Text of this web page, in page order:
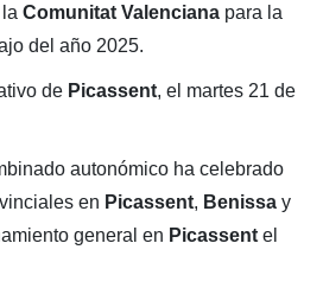
Comunitat Valencianapara la
del año 2025.
de Picassent, el martes 21 de
autonómico ha celebrado
en Picassent, Benissay
general en Picassentel